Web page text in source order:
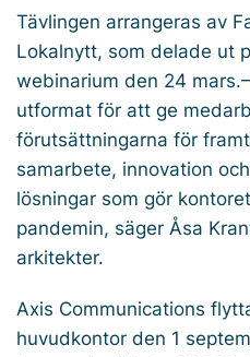
Tävlingen arrangeras av
Lokalnytt, som delade ut
webinarium den 24
utformat för att ge
förutsättningarna för
samarbete, innovation
lösningar som gör
pandemin, säger Åsa
arkitekter.
Axis Communications
huvudkontor den 1